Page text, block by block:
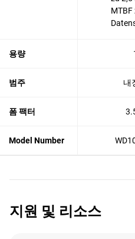
MTBF
용량
범주 내
폼 팩터
Model Number
지원 및 리소스